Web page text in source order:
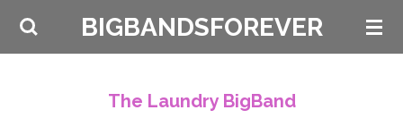
Ga
BIGBANDSFOREVER
The Laundry BigBand